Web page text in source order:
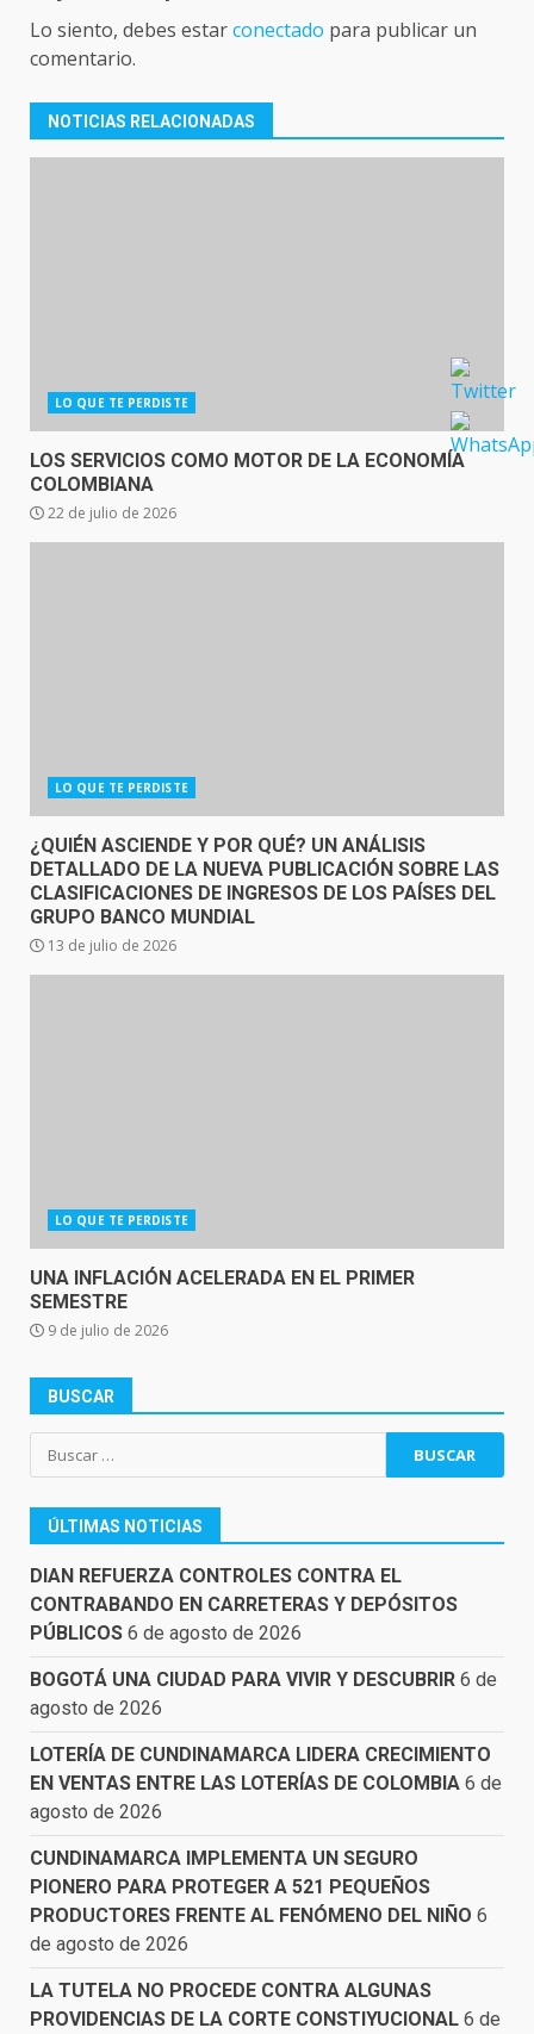
Lo siento, debes estarconectado para publicar un
comentario.
NOTICIAS RELACIONADAS
LO QUE TE PERDISTE
LOS SERVICIOS COMO MOTOR DE LA ECONOMÍA
COLOMBIANA
22 de julio de 2026
LO QUE TE PERDISTE
¿QUIÉN ASCIENDE Y POR QUÉ? UN ANÁLISIS
DETALLADO DE LA NUEVA PUBLICACIÓN SOBRE LAS
CLASIFICACIONES DE INGRESOS DE LOS PAÍSES DEL
GRUPO BANCO MUNDIAL
13 de julio de 2026
LO QUE TE PERDISTE
UNA INFLACIÓN ACELERADA EN EL PRIMER
SEMESTRE
9 de julio de 2026
BUSCAR
Buscar:
ÚLTIMAS NOTICIAS
DIAN REFUERZA CONTROLES CONTRA EL
CONTRABANDO EN CARRETERAS Y DEPÓSITOS
PÚBLICOS 6 de agosto de 2026
BOGOTÁ UNA CIUDAD PARA VIVIR Y DESCUBRIR 6 de
agosto de 2026
LOTERÍA DE CUNDINAMARCA LIDERA CRECIMIENTO
EN VENTAS ENTRE LAS LOTERÍAS DE COLOMBIA 6 de
agosto de 2026
CUNDINAMARCA IMPLEMENTA UN SEGURO
PIONERO PARA PROTEGER A 521 PEQUEÑOS
PRODUCTORES FRENTE AL FENÓMENO DEL NIÑO 6
de agosto de 2026
LA TUTELA NO PROCEDE CONTRA ALGUNAS
PROVIDENCIAS DE LA CORTE CONSTIYUCIONAL 6 de